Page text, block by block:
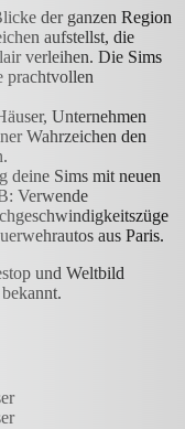
der ganzen Region
aufstellst, die
verleihen. Die Sims
prachtvollen
Unternehmen
Wahrzeichen den
deine Sims mit neuen
Verwende
aus Paris.
und Weltbild